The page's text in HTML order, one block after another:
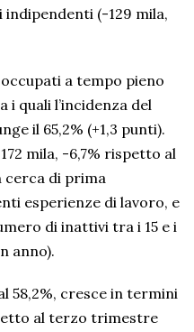
(-129 mila,
a tempo pieno
i quali l’incidenza del
il 65,2% (+1,3 punti).
mila, -6,7% rispetto al
cerca di prima
esperienze di lavoro, e
di inattivi tra i 15 e i
anno).
58,2%, cresce in termini
al terzo trimestre